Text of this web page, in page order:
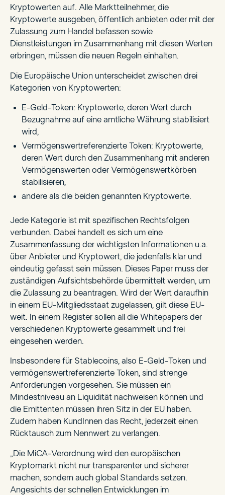
Kryptowerten auf. Alle Marktteilnehmer, die
Kryptowerte ausgeben, öffentlich anbieten oder mit der
Zulassung zum Handel befassen sowie
Dienstleistungen im Zusammenhang mit diesen Werten
erbringen, müssen die neuen Regeln einhalten.
Die Europäische Union unterscheidet zwischen drei
Kategorien von Kryptowerten:
E-Geld-Token: Kryptowerte, deren Wert durch
Bezugnahme auf eine amtliche Währung stabilisiert
wird,
Vermögenswertreferenzierte Token: Kryptowerte,
deren Wert durch den Zusammenhang mit anderen
Vermögenswerten oder Vermögenswertkörben
stabilisieren,
andere als die beiden genannten Kryptowerte.
Jede Kategorie ist mit spezifischen Rechtsfolgen
verbunden. Dabei handelt es sich um eine
Zusammenfassung der wichtigsten Informationen u.a.
über Anbieter und Kryptowert, die jedenfalls klar und
eindeutig gefasst sein müssen. Dieses Paper muss der
zuständigen Aufsichtsbehörde übermittelt werden, um
die Zulassung zu beantragen. Wird der Wert daraufhin
in einem EU-Mitgliedsstaat zugelassen, gilt diese EU-
weit. In einem Register sollen all die Whitepapers der
verschiedenen Kryptowerte gesammelt und frei
eingesehen werden.
Insbesondere für Stablecoins, also E-Geld-Token und
vermögenswertreferenzierte Token, sind strenge
Anforderungen vorgesehen. Sie müssen ein
Mindestniveau an Liquidität nachweisen können und
die Emittenten müssen ihren Sitz in der EU haben.
Zudem haben KundInnen das Recht, jederzeit einen
Rücktausch zum Nennwert zu verlangen.
„Die MiCA-Verordnung wird den europäischen
Kryptomarkt nicht nur transparenter und sicherer
machen, sondern auch global Standards setzen.
Angesichts der schnellen Entwicklungen im